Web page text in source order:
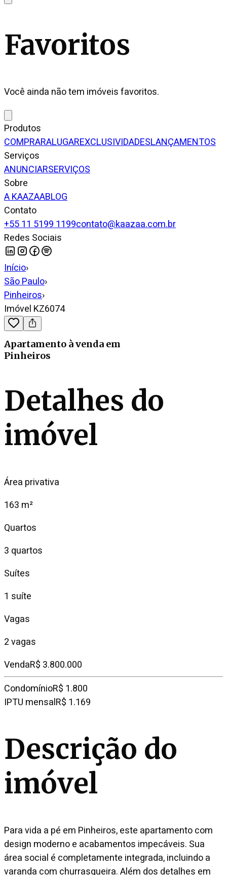
Favoritos
Você ainda não tem imóveis favoritos.
Produtos
COMPRARALUGAREXCLUSIVIDADESLANÇAMENTOS
Serviços
ANUNCIARSERVIÇOS
Sobre
A KAAZAABLOG
Contato
+55 11 5199 1199contato@kaazaa.com.br
Redes Sociais
Início›
São Paulo›
Pinheiros›
Imóvel KZ6074
Apartamento à venda em
Pinheiros
Detalhes do
imóvel
Área privativa
163 m²
Quartos
3 quartos
Suítes
1 suíte
Vagas
2 vagas
VendaR$ 3.800.000
CondomínioR$ 1.800
IPTU mensalR$ 1.169
Descrição do
imóvel
Para vida a pé em Pinheiros, este apartamento com
design moderno e acabamentos impecáveis. Sua
área social é completamente integrada, incluindo a
varanda com churrasqueira. Além dos detalhes em